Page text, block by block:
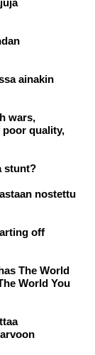
ainakin
wars,
poor quality,
stunt?
nostettu
off
The World
World You